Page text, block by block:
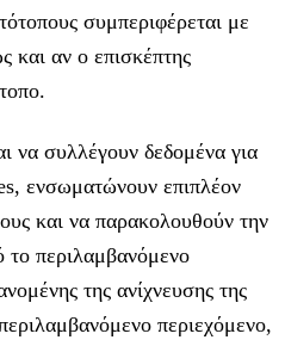
συμπεριφέρεται με
και αν ο επισκέπτης
να συλλέγουν δεδομένα για
ενσωματώνουν επιπλέον
και να παρακολουθούν την
το περιλαμβανόμενο
της ανίχνευσης της
περιεχόμενο,